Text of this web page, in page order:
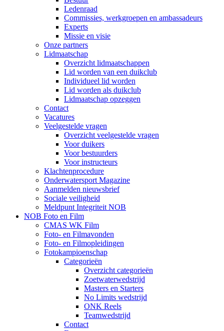
Ledenraad
Commissies, werkgroepen en ambassadeurs
Experts
Missie en visie
Onze partners
Lidmaatschap
Overzicht lidmaatschappen
Lid worden van een duikclub
Individueel lid worden
Lid worden als duikclub
Lidmaatschap opzeggen
Contact
Vacatures
Veelgestelde vragen
Overzicht veelgestelde vragen
Voor duikers
Voor bestuurders
Voor instructeurs
Klachtenprocedure
Onderwatersport Magazine
Aanmelden nieuwsbrief
Sociale veiligheid
Meldpunt Integriteit NOB
NOB Foto en Film
CMAS WK Film
Foto- en Filmavonden
Foto- en Filmopleidingen
Fotokampioenschap
Categorieën
Overzicht categorieën
Zoetwaterwedstrijd
Masters en Starters
No Limits wedstrijd
ONK Reels
Teamwedstrijd
Contact